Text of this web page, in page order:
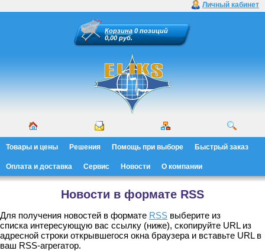
Личный кабинет
Корзина 0 позиций
0,00 руб.
Товары и цены Решения Помощь при выборе Быстрый заказ
Оплата и доставка Сервис Новости О компании
Новости в формате RSS
Для получения новостей в формате RSS выберите из
списка интересующую вас ссылку (ниже), скопируйте URL из
адресной строки открывшегося окна браузера и вставьте URL в
ваш RSS-агрегатор.